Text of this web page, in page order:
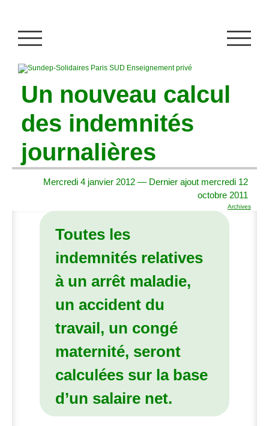
Un nouveau calcul
des indemnités
journalières
Mercredi 4 janvier 2012 — Dernier ajout mercredi 12
octobre 2011
Archives
Toutes les
indemnités relatives
à un arrêt maladie,
un accident du
travail, un congé
maternité, seront
calculées sur la base
d’un salaire net.